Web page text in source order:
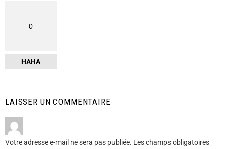
0
HAHA
LAISSER UN COMMENTAIRE
Votre adresse e-mail ne sera pas publiée. Les champs obligatoires